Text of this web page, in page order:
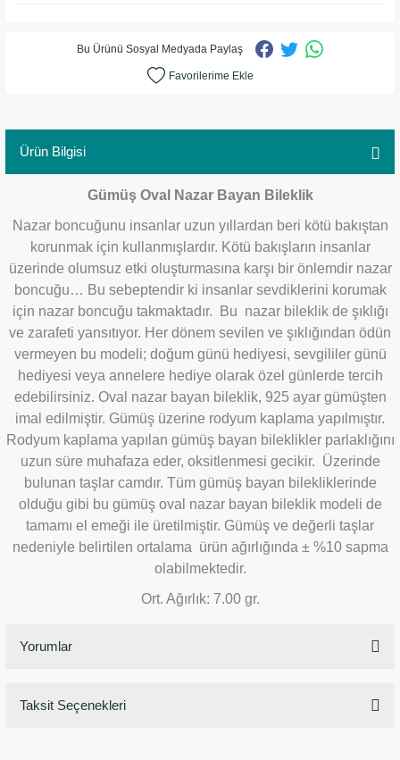
Bu Ürünü Sosyal Medyada Paylaş
Ürün Bilgisi
Gümüş Oval Nazar Bayan Bileklik
Nazar boncuğunu insanlar uzun yıllardan beri kötü bakıştan
korunmak için kullanmışlardır. Kötü bakışların insanlar
üzerinde olumsuz etki oluşturmasına karşı bir önlemdir nazar
boncuğu… Bu sebeptendir ki insanlar sevdiklerini korumak
için nazar boncuğu takmaktadır. Bu nazar bileklik de şıklığı
ve zarafeti yansıtıyor. Her dönem sevilen ve şıklığından ödün
vermeyen bu modeli; doğum günü hediyesi, sevgililer günü
hediyesi veya annelere hediye olarak özel günlerde tercih
edebilirsiniz. Oval nazar bayan bileklik, 925 ayar gümüşten
imal edilmiştir. Gümüş üzerine rodyum kaplama yapılmıştır.
Rodyum kaplama yapılan gümüş bayan bileklikler parlaklığını
uzun süre muhafaza eder, oksitlenmesi gecikir. Üzerinde
bulunan taşlar camdır. Tüm gümüş bayan bilekliklerinde
olduğu gibi bu gümüş oval nazar bayan bileklik modeli de
tamamı el emeği ile üretilmiştir. Gümüş ve değerli taşlar
nedeniyle belirtilen ortalama ürün ağırlığında ± %10 sapma
olabilmektedir.
Ort. Ağırlık: 7.00 gr.
Yorumlar
Taksit Seçenekleri